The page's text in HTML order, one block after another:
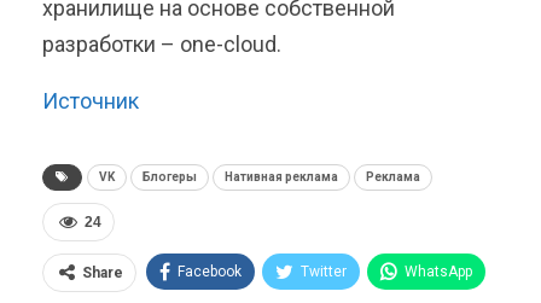
хранилище на основе собственной
разработки – one-cloud.
Источник
VK Блогеры Нативная реклама Реклама
24
Share Facebook Twitter WhatsApp